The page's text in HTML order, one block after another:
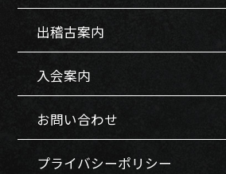
出稽古案内
入会案内
お問い合わせ
プライバシーポリシー